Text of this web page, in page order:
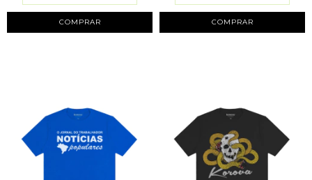
COMPRAR COMPRAR